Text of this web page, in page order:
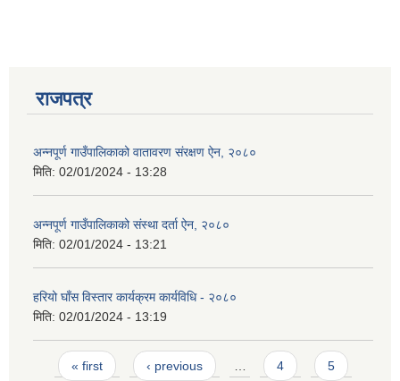
राजपत्र
अन्नपूर्ण गाउँपालिकाको वातावरण संरक्षण ऐन, २०८०
मिति: 02/01/2024 - 13:28
अन्नपूर्ण गाउँपालिकाको संस्था दर्ता ऐन, २०८०
मिति: 02/01/2024 - 13:21
हरियो घाँस विस्तार कार्यक्रम कार्यविधि - २०८०
मिति: 02/01/2024 - 13:19
Pages
« first ‹ previous 4 5